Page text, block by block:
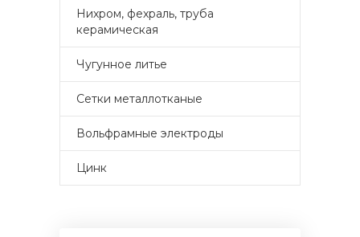
Нихром, фехраль, труба
керамическая
Чугунное литье
Сетки металлотканые
Вольфрамные электроды
Цинк